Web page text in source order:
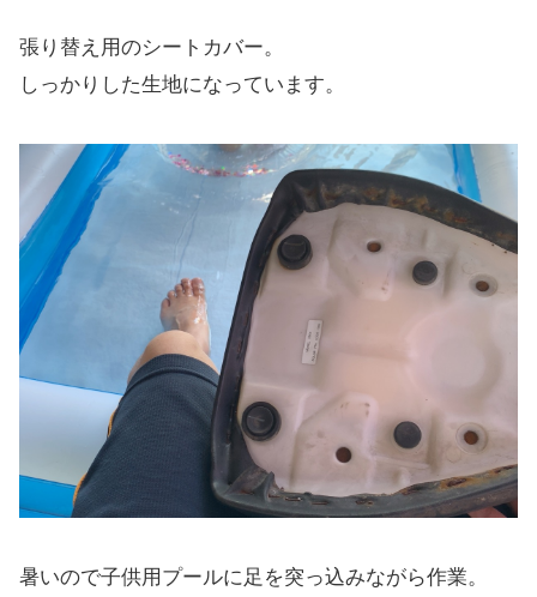
張り替え用のシートカバー。
しっかりした生地になっています。
暑いので子供用プールに足を突っ込みながら作業。